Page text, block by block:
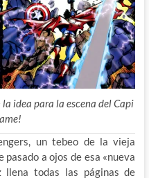
idea para la escena del Capi
un tebeo de la vieja
a ojos de esa «nueva
llena todas las páginas de